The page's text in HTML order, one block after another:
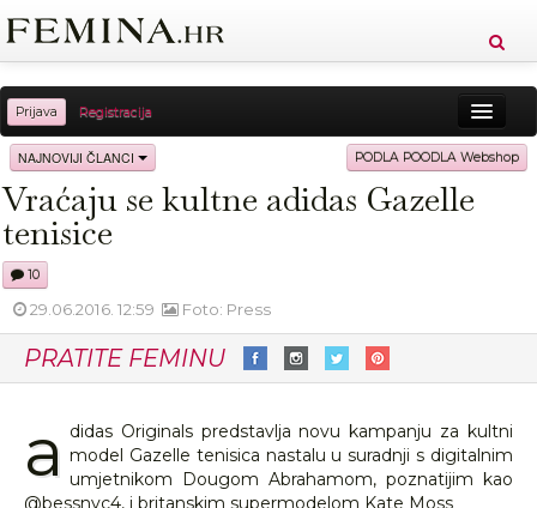
Prijava Registracija
Sreća Zdravlje Vitkost
Moda Ljubav Relax Putovanja Recepti
NAJNOVIJI ČLANCI PODLA POODLA Webshop
Vraćaju se kultne adidas Gazelle
tenisice
10
29.06.2016. 12:59 Foto: Press
PRATITE FEMINU
a didas Originals predstavlja novu kampanju za kultni
model Gazelle tenisica nastalu u suradnji s digitalnim
umjetnikom Dougom Abrahamom, poznatijim kao
@bessnyc4, i britanskim supermodelom Kate Moss